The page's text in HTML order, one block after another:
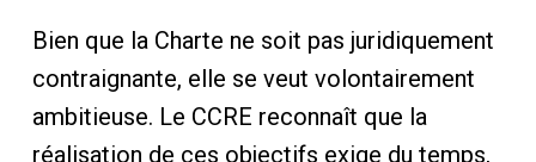
Bien que la Charte ne soit pas juridiquement
contraignante, elle se veut volontairement
ambitieuse. Le CCRE reconnaît que la
réalisation de ces objectifs exige du temps,